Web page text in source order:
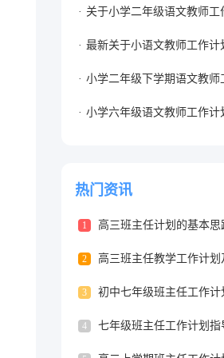
关于小学二年级语文教师工
最新关于小语文教师工作计
小学⼆年级下学期语文教师
小学六年级语文教师工作计
热门资讯
1 高三班主任计划的基本思
2 高三班主任教学工作计划
3 初中七年级班主任工作计
4 七年级班主任工作计划指